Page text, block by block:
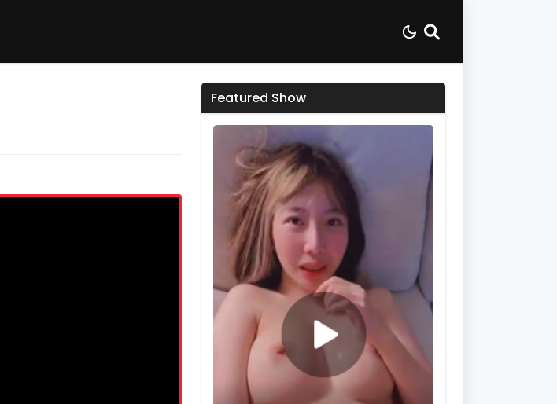
Featured Show